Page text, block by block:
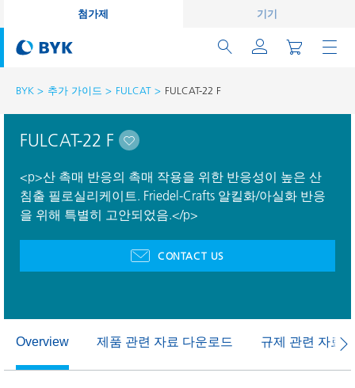
첨가제 기기
BYK 추가 가이드 FULCAT FULCAT-22 F
FULCAT-22 F
<p>산 촉매 반응의 촉매 작용을 위한 반응성이 높은 산
침출 필로실리케이트. Friedel-Crafts 알킬화/아실화 반응
을 위해 특별히 고안되었음.</p>
CONTACT US
Overview 제품 관련 자료 다운로드 규제 관련 자료